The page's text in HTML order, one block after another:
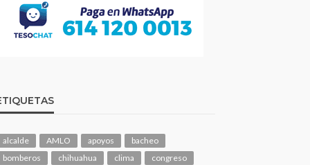
alcalde AMLO apoyos
bacheo
bomberos
chihuahua clima
congreso